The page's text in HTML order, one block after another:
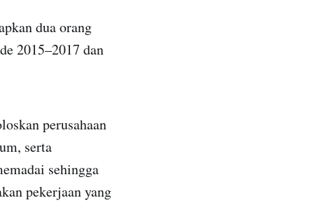
dua orang
2015–2017 dan
perusahaan
serta
sehingga
pekerjaan yang